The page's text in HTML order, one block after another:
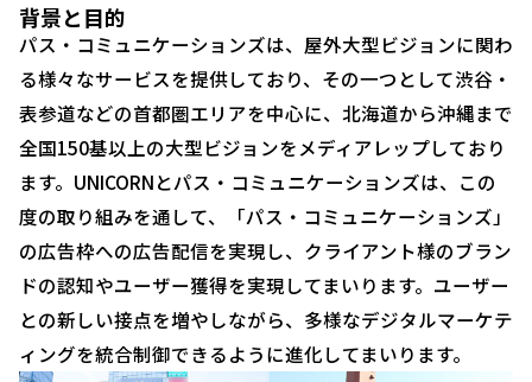
背景と目的
パス・コミュニケーションズは、屋外大型ビジョンに関わ
る様々なサービスを提供しており、その一つとして渋谷・
表参道などの首都圏エリアを中心に、北海道から沖縄まで
全国150基以上の大型ビジョンをメディアレップしており
ます。UNICORNとパス・コミュニケーションズは、この
度の取り組みを通して、「パス・コミュニケーションズ」
の広告枠への広告配信を実現し、クライアント様のブラン
ドの認知やユーザー獲得を実現してまいります。ユーザー
との新しい接点を増やしながら、多様なデジタルマーケテ
ィングを統合制御できるように進化してまいります。